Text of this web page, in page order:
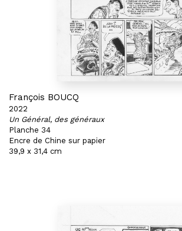
François BOUCQ
2022
Un Général, des généraux
Planche 34
Encre de Chine sur papier
39,9 x 31,4 cm